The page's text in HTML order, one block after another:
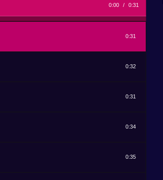
0:00 / 0:31
0:31
0:32
0:31
0:34
0:35